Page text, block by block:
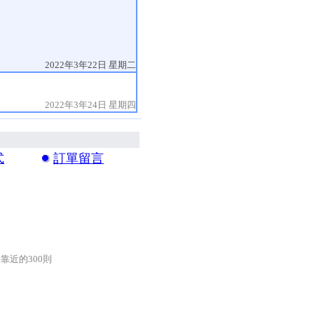
2022年3年22日 星期二
2022年3年24日 星期四
訂單留言
近的300則